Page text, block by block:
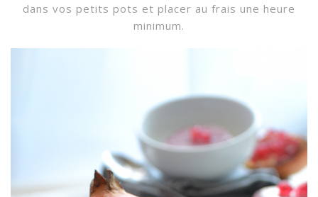
dans vos petits pots et placer au frais une heure
minimum.